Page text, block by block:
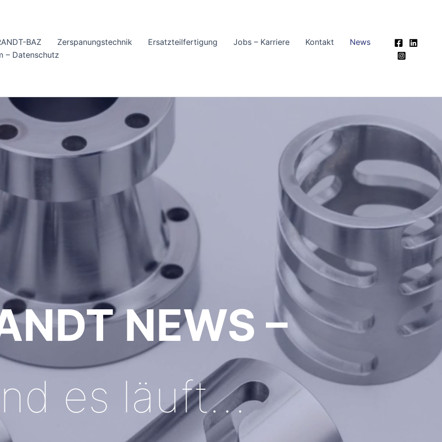
BAZ Zerspanungstechnik Ersatzteilfertigung Jobs – Karriere Kontakt
News
– Datenschutz
NEWS –
es läuft…